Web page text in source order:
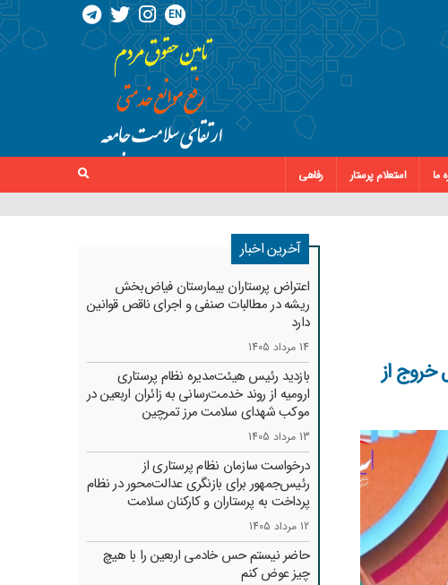
EN
ما استعلام پرستار
رفاهی
خروج از
آخرین اخبار
اعتراض پرستاران بیمارستان فیاض‌بخش
ریشه در مطالبات صنفی و اجرای ناقص قوانین
دارد
14 مرداد 1405
بازدید رئیس هیئت‌مدیره نظام پرستاری
ارومیه از روند خدمت‌رسانی به زائران اربعین در
موکب شهدای سلامت مرز تمرچین
13 مرداد 1405
درخواست سازمان نظام پرستاری از
رئیس‌جمهور برای بازنگری عدالت‌محور در نظام
پرداخت به پرستاران و کارکنان سلامت
12 مرداد 1405
حاضر نیستم حس خادمی اربعین را با هیچ
چیز عوض کنم